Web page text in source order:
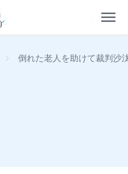
> 倒れた老人を助けて裁判沙